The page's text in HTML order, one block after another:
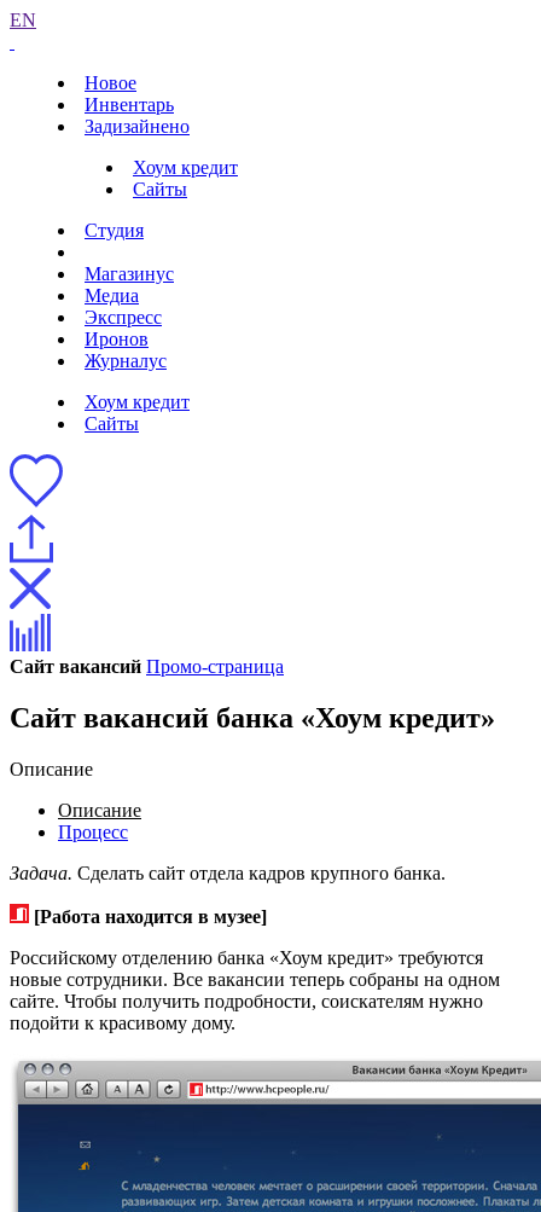
EN
Новое
Инвентарь
Задизайнено
Хоум кредит
Сайты
Студия
Магазинус
Медиа
Экспресс
Иронов
Журналус
Хоум кредит
Сайты
Сайт вакансий Промо-страница
Сайт вакансий банка «Хоум кредит»
Описание
Описание
Процесс
Задача. Сделать сайт отдела кадров крупного банка.
[Работа находится в музее]
Российскому отделению банка «Хоум кредит» требуются
новые сотрудники. Все вакансии теперь собраны на одном
сайте. Чтобы получить подробности, соискателям нужно
подойти к красивому дому.